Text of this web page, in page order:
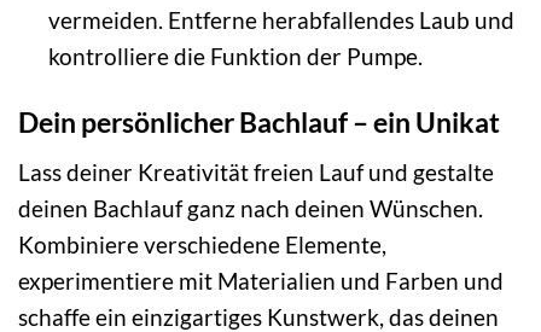
vermeiden. Entferne herabfallendes Laub und
kontrolliere die Funktion der Pumpe.
Dein persönlicher Bachlauf – ein Unikat
Lass deiner Kreativität freien Lauf und gestalte
deinen Bachlauf ganz nach deinen Wünschen.
Kombiniere verschiedene Elemente,
experimentiere mit Materialien und Farben und
schaffe ein einzigartiges Kunstwerk, das deinen